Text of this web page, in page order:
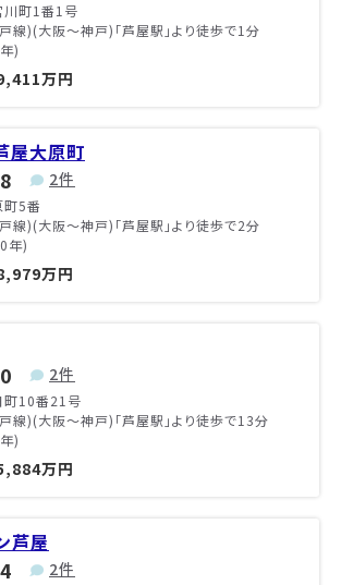
川町1番1号
線)(大阪～神戸)「芦屋駅」より徒歩で1分
)
万円
屋大原町
2件
5番
線)(大阪～神戸)「芦屋駅」より徒歩で2分
年)
万円
2件
町10番21号
線)(大阪～神戸)「芦屋駅」より徒歩で13分
)
万円
芦屋
2件